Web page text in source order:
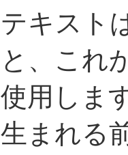
テキスト
と、これ
使用しま
生まれる